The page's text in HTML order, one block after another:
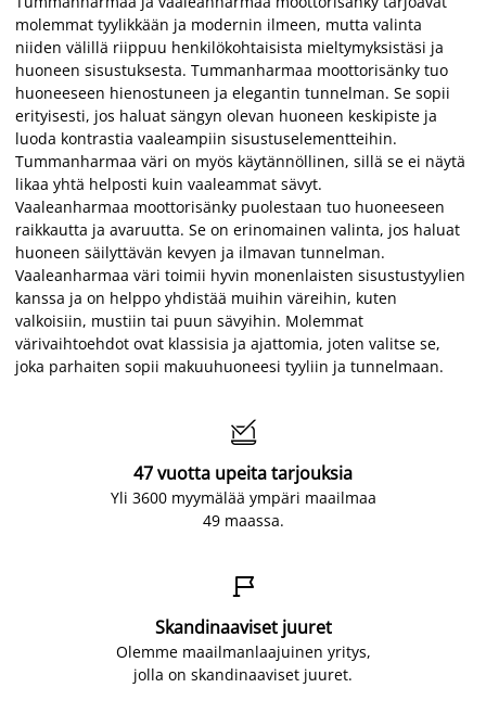
molemmat tyylikkään ja modernin ilmeen, mutta valinta
niiden välillä riippuu henkilökohtaisista mieltymyksistäsi ja
huoneen sisustuksesta. Tummanharmaa moottorisänky tuo
huoneeseen hienostuneen ja elegantin tunnelman. Se sopii
erityisesti, jos haluat sängyn olevan huoneen keskipiste ja
luoda kontrastia vaaleampiin sisustuselementteihin.
Tummanharmaa väri on myös käytännöllinen, sillä se ei näytä
likaa yhtä helposti kuin vaaleammat sävyt.
Vaaleanharmaa moottorisänky puolestaan tuo huoneeseen
raikkautta ja avaruutta. Se on erinomainen valinta, jos haluat
huoneen säilyttävän kevyen ja ilmavan tunnelman.
Vaaleanharmaa väri toimii hyvin monenlaisten sisustustyylien
kanssa ja on helppo yhdistää muihin väreihin, kuten
valkoisiin, mustiin tai puun sävyihin. Molemmat
värivaihtoehdot ovat klassisia ja ajattomia, joten valitse se,
joka parhaiten sopii makuuhuoneesi tyyliin ja tunnelmaan.

47 vuotta upeita tarjouksia
Yli 3600 myymälää ympäri maailmaa
49 maassa.

Skandinaaviset juuret
Olemme maailmanlaajuinen yritys,
jolla on skandinaaviset juuret.